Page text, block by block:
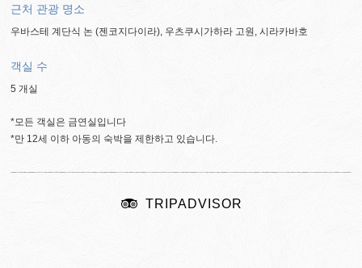
근처 관광 명소
우바스테 계단식 논 (젠코지다이라), 우츠쿠시가하라 고원, 시라카바호
객실 수
5 개실
*모든 객실은 금연실입니다
*만 12세 이하 아동의 숙박을 제한하고 있습니다.
TRIPADVISOR